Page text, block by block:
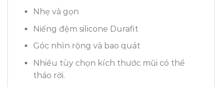
Nhẹ và gọn
Niếng đệm silicone Durafit
Góc nhìn rộng và bao quát
Nhiều tùy chọn kích thước mũi có thể
tháo rời.